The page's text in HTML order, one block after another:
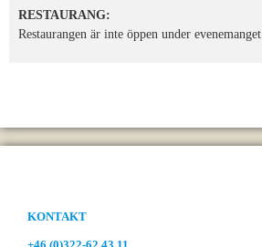
RESTAURANG:
Restaurangen är inte öppen under evenemanget
KONTAKT